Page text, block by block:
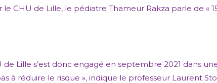
CHU de Lille, le pédiatre Thameur Rakza parle de «
Lille s’est donc engagé en septembre 2021 dans
à réduire le risque », indique le professeur Laurent